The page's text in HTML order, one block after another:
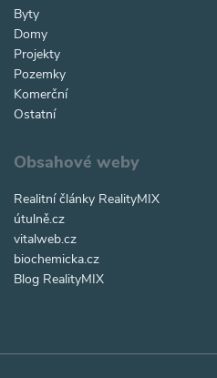
Byty
Domy
Projekty
Pozemky
Komerční
Ostatní
Obsahové weby
Realitní články RealityMIX
útulně.cz
vitalweb.cz
biochemicka.cz
Blog RealityMIX